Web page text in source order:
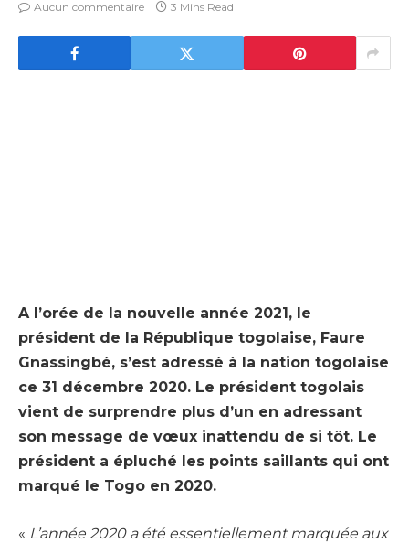
Aucun commentaire
3 Mins Read
A l’orée de la nouvelle année 2021, le
président de la République togolaise, Faure
Gnassingbé, s’est adressé à la nation togolaise
ce 31 décembre 2020. Le président togolais
vient de surprendre plus d’un en adressant
son message de vœux inattendu de si tôt. Le
président a épluché les points saillants qui ont
marqué le Togo en 2020.
« L’année 2020 a été essentiellement marquée aux